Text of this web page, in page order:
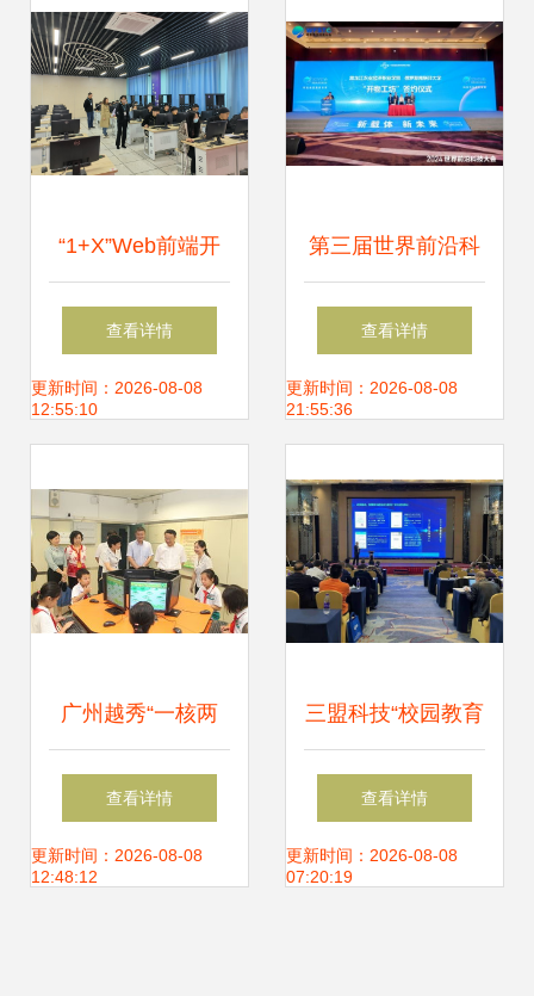
门
“1+X”Web前端开
发职业技能等级考
试圆满完成，教育
再上新台阶
查看详情
更新时间：2026-08-08
12:55:10
第三届世界前沿科
技大会 共推国际职
业教育产教融合与
查看详情
更新时间：2026-08-08
21:55:36
广州越秀“一核两
翼”驱动 区域基础
教育迈向高品位发
查看详情
更新时间：2026-08-08
12:48:12
三盟科技“校园教育
大脑” 加速职业院
校信息化建设发展
查看详情
更新时间：2026-08-08
07:20:19